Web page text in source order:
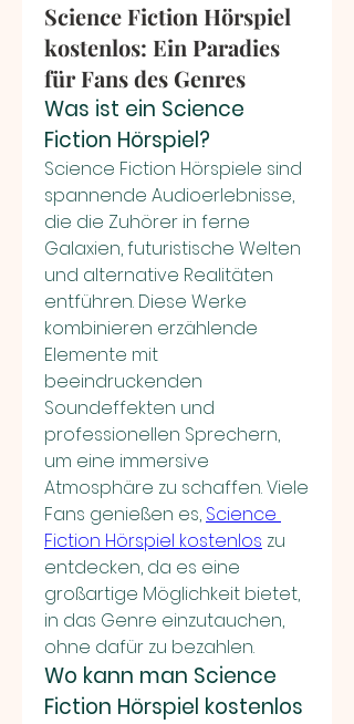
Science Fiction Hörspiel
kostenlos: Ein Paradies
für Fans des Genres
Was ist ein Science
Fiction Hörspiel?
Science Fiction Hörspiele sind
spannende Audioerlebnisse,
die die Zuhörer in ferne
Galaxien, futuristische Welten
und alternative Realitäten
entführen. Diese Werke
kombinieren erzählende
Elemente mit
beeindruckenden
Soundeffekten und
professionellen Sprechern,
um eine immersive
Atmosphäre zu schaffen. Viele
Fans genießen es, Science
Fiction Hörspiel kostenlos zu
entdecken, da es eine
großartige Möglichkeit bietet,
in das Genre einzutauchen,
ohne dafür zu bezahlen.
Wo kann man Science
Fiction Hörspiel kostenlos